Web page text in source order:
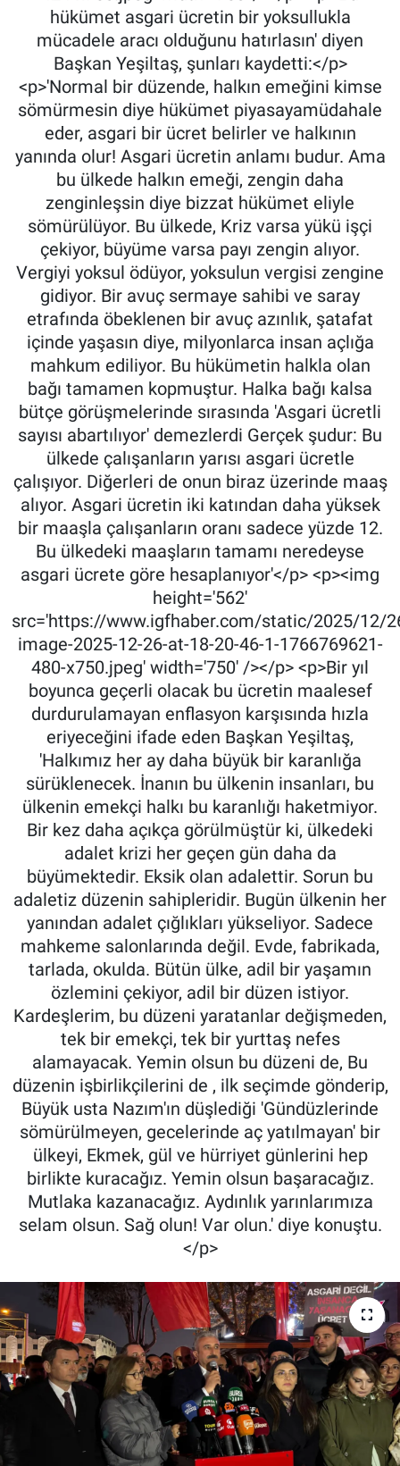
hükümet asgari ücretin bir yoksullukla
mücadele aracı olduğunu hatırlasın' diyen
Başkan Yeşiltaş, şunları kaydetti:</p>
<p>'Normal bir düzende, halkın emeğini kimse
sömürmesin diye hükümet piyasayamüdahale
eder, asgari bir ücret belirler ve halkının
yanında olur! Asgari ücretin anlamı budur. Ama
bu ülkede halkın emeği, zengin daha
zenginleşsin diye bizzat hükümet eliyle
sömürülüyor. Bu ülkede, Kriz varsa yükü işçi
çekiyor, büyüme varsa payı zengin alıyor.
Vergiyi yoksul ödüyor, yoksulun vergisi zengine
gidiyor. Bir avuç sermaye sahibi ve saray
etrafında öbeklenen bir avuç azınlık, şatafat
içinde yaşasın diye, milyonlarca insan açlığa
mahkum ediliyor. Bu hükümetin halkla olan
bağı tamamen kopmuştur. Halka bağı kalsa
bütçe görüşmelerinde sırasında 'Asgari ücretli
sayısı abartılıyor' demezlerdi Gerçek şudur: Bu
ülkede çalışanların yarısı asgari ücretle
çalışıyor. Diğerleri de onun biraz üzerinde maaş
alıyor. Asgari ücretin iki katından daha yüksek
bir maaşla çalışanların oranı sadece yüzde 12.
Bu ülkedeki maaşların tamamı neredeyse
asgari ücrete göre hesaplanıyor'</p> <p><img
height='562'
src='https://www.igfhaber.com/static/2025/12/
image-2025-12-26-at-18-20-46-1-1766769621-
480-x750.jpeg' width='750' /></p> <p>Bir yıl
boyunca geçerli olacak bu ücretin maalesef
durdurulamayan enflasyon karşısında hızla
eriyeceğini ifade eden Başkan Yeşiltaş,
'Halkımız her ay daha büyük bir karanlığa
sürüklenecek. İnanın bu ülkenin insanları, bu
ülkenin emekçi halkı bu karanlığı haketmiyor.
Bir kez daha açıkça görülmüştür ki, ülkedeki
adalet krizi her geçen gün daha da
büyümektedir. Eksik olan adalettir. Sorun bu
adaletiz düzenin sahipleridir. Bugün ülkenin her
yanından adalet çığlıkları yükseliyor. Sadece
mahkeme salonlarında değil. Evde, fabrikada,
tarlada, okulda. Bütün ülke, adil bir yaşamın
özlemini çekiyor, adil bir düzen istiyor.
Kardeşlerim, bu düzeni yaratanlar değişmeden,
tek bir emekçi, tek bir yurttaş nefes
alamayacak. Yemin olsun bu düzeni de, Bu
düzenin işbirlikçilerini de , ilk seçimde gönderip,
Büyük usta Nazım'ın düşlediği 'Gündüzlerinde
sömürülmeyen, gecelerinde aç yatılmayan' bir
ülkeyi, Ekmek, gül ve hürriyet günlerini hep
birlikte kuracağız. Yemin olsun başaracağız.
Mutlaka kazanacağız. Aydınlık yarınlarımıza
selam olsun. Sağ olun! Var olun.' diye konuştu.
</p>